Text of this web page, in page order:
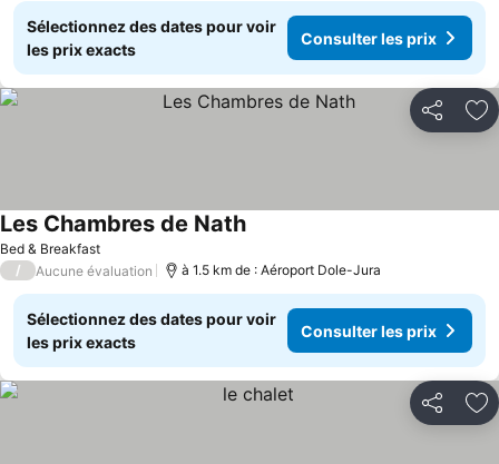
Sélectionnez des dates pour voir
les prix exacts
Consulter les prix
Partager
Bed & Breakfast
Les Chambres de Nath
/ Aucune évaluation à 1.5 km de : Aéroport Dole-Jura
Sélectionnez des dates pour voir
les prix exacts
Consulter les prix
Partager